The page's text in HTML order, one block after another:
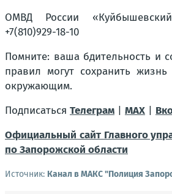
ОМВД России
+7(810)929-18-10
Помните: ваша бдительность и
правил могут сохранить
окружающим.
Подписаться Телеграм MAX
Официальный сайт Главного
по Запорожской области
Источник: Канал в МАКС "Полиция